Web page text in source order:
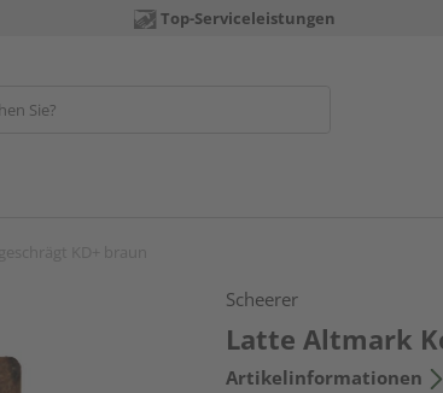
Top-Serviceleistungen
Scheerer
Latte Altmark
Artikelinformationen